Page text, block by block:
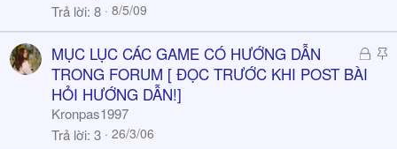
ó k
y
Trả lời 8 8/5/09
Đ S
MỤC LỤC CÁC GAME CÓ HƯỚNG DẪN
TRONG FORUM [ ĐỌC TRƯỚC KHI POST BÀI
HỎI HƯỚNG DẪN!]
Kronpas1997
Trả lời 3 26/3/06